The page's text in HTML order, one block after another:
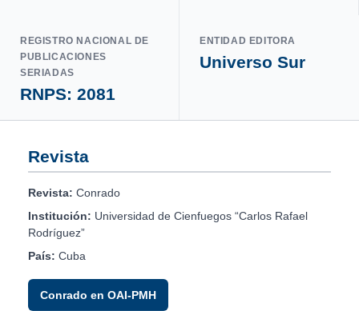
REGISTRO NACIONAL DE
PUBLICACIONES
SERIADAS
RNPS: 2081
ENTIDAD EDITORA
Universo Sur
Revista
Revista: Conrado
Institución: Universidad de Cienfuegos “Carlos Rafael
Rodríguez”
País: Cuba
Conrado en OAI-PMH